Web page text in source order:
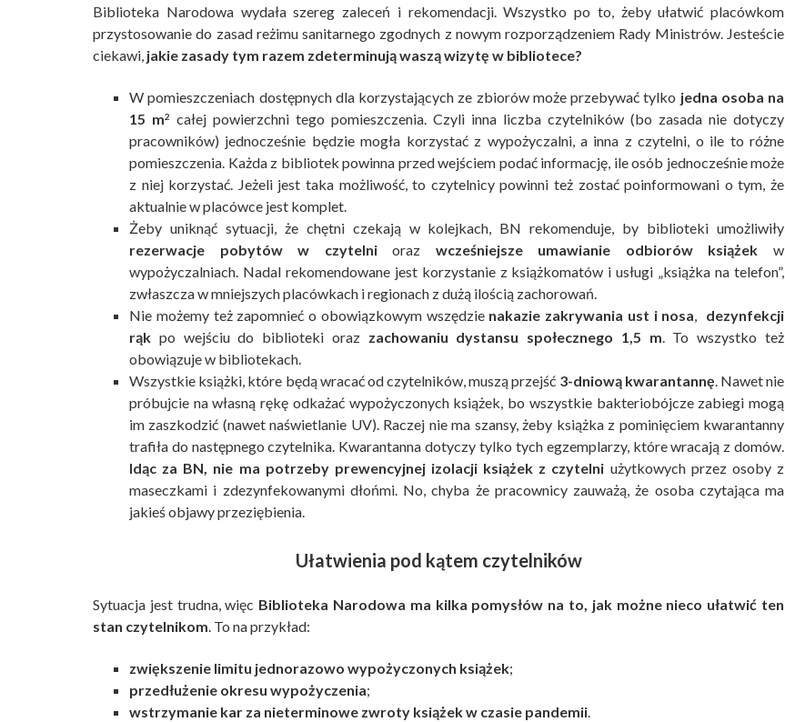
Biblioteka Narodowa wydała szereg zaleceń i rekomendacji. Wszystko po to, żeby ułatwić placówkom
przystosowanie do zasad reżimu sanitarnego zgodnych z nowym rozporządzeniem Rady Ministrów. Jesteście
ciekawi, jakie zasady tym razem zdeterminują waszą wizytę w bibliotece?
W pomieszczeniach dostępnych dla korzystających ze zbiorów może przebywać tylko jedna osoba na
15 m2
całej powierzchni tego pomieszczenia. Czyli inna liczba czytelników (bo zasada nie dotyczy
pracowników) jednocześnie będzie mogła korzystać z wypożyczalni, a inna z czytelni, o ile to różne
pomieszczenia. Każda z bibliotek powinna przed wejściem podać informację, ile osób jednocześnie może
z niej korzystać. Jeżeli jest taka możliwość, to czytelnicy powinni też zostać poinformowani o tym, że
aktualnie w placówce jest komplet.
Żeby uniknąć sytuacji, że chętni czekają w kolejkach, BN rekomenduje, by biblioteki umożliwiły
rezerwacje pobytów w czytelnioraz wcześniejsze umawianie odbiorów książek w
wypożyczalniach. Nadal rekomendowane jest korzystanie z książkomatów i usługi „książka na telefon”,
zwłaszcza w mniejszych placówkach i regionach z dużą ilością zachorowań.
Nie możemy też zapomnieć o obowiązkowym wszędzie nakazie zakrywania ust i nosa, dezynfekcji
rąk po wejściu do biblioteki oraz zachowaniu dystansu społecznego 1,5 m. To wszystko też
obowiązuje w bibliotekach.
Wszystkie książki, które będą wracać od czytelników, muszą przejść 3-dniową kwarantannę. Nawet nie
próbujcie na własną rękę odkażać wypożyczonych książek, bo wszystkie bakteriobójcze zabiegi mogą
im zaszkodzić (nawet naświetlanie UV). Raczej nie ma szansy, żeby książka z pominięciem kwarantanny
trafiła do następnego czytelnika. Kwarantanna dotyczy tylko tych egzemplarzy, które wracają z domów.
Idąc za BN, nie ma potrzeby prewencyjnej izolacji książek z czytelni użytkowych przez osoby z
maseczkami i zdezynfekowanymi dłońmi. No, chyba że pracownicy zauważą, że osoba czytająca ma
jakieś objawy przeziębienia.
Ułatwienia pod kątem czytelników
Sytuacja jest trudna, więc Biblioteka Narodowa ma kilka pomysłów na to, jak możne nieco ułatwić ten
stan czytelnikom. To na przykład:
zwiększenie limitu jednorazowo wypożyczonych książek;
przedłużenie okresu wypożyczenia;
wstrzymanie kar za nieterminowe zwroty książek w czasie pandemii.